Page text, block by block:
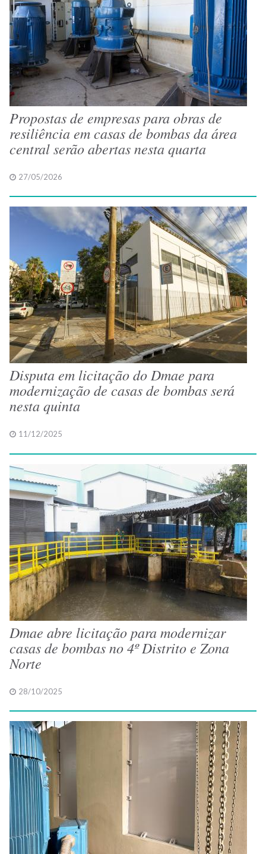
Propostas de empresas para obras de
resiliência em casas de bombas da área
central serão abertas nesta quarta
27/05/2026
Disputa em licitação do Dmae para
modernização de casas de bombas será
nesta quinta
11/12/2025
Dmae abre licitação para modernizar
casas de bombas no 4º Distrito e Zona
Norte
28/10/2025